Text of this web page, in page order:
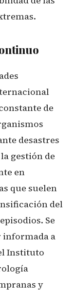
de
desastres
gestión de
en
que suelen
del
Se
informada a
Instituto
y